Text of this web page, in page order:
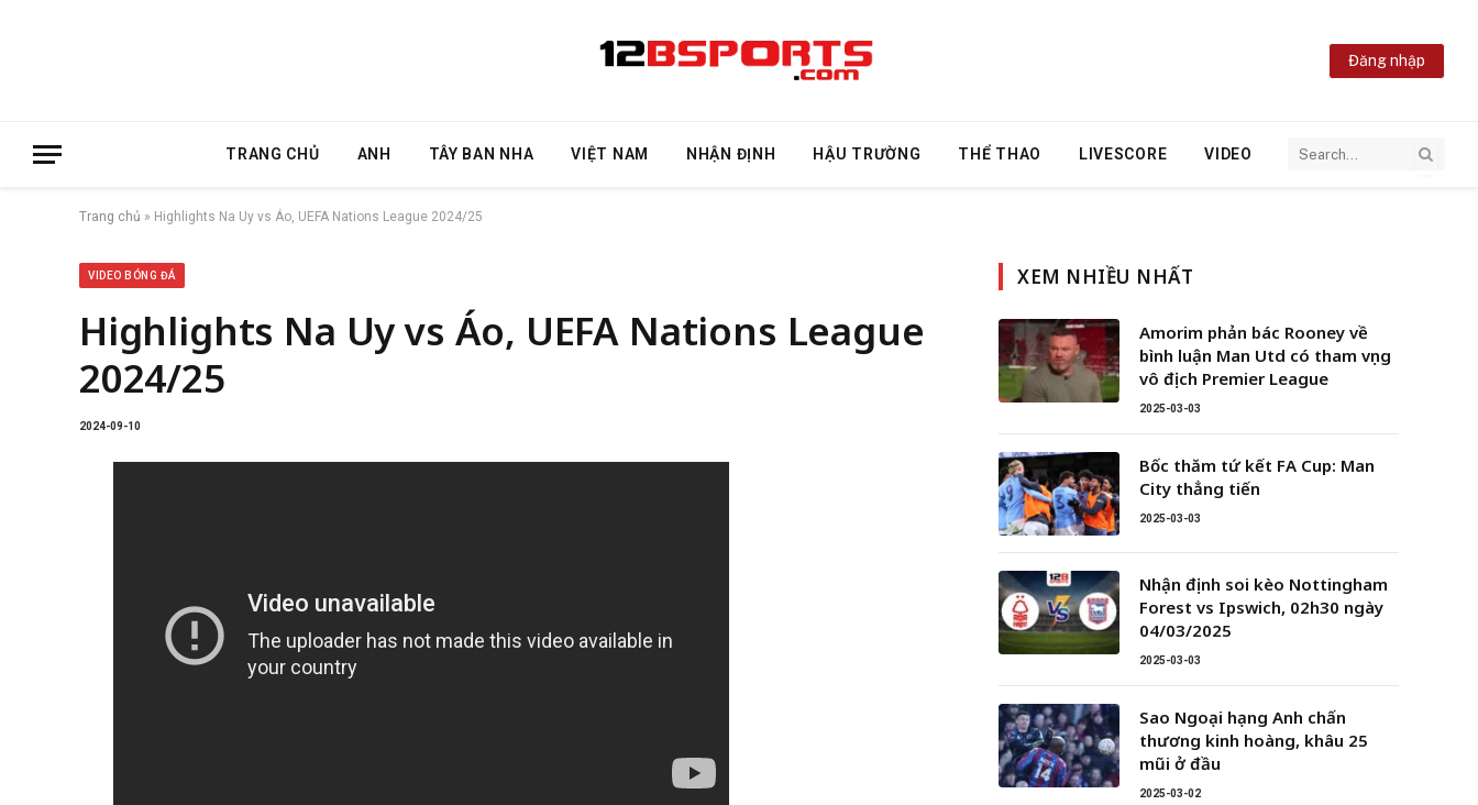
Đăng nhập
TRANG CHỦ ANH TÂY BAN NHA VIỆT NAM NHẬN ĐỊNH HẬU TRƯỜNG THỂ THAO LIVESCORE VIDEO
Trang chủ » Highlights Na Uy vs Áo, UEFA Nations League 2024/25
VIDEO BÓNG ĐÁ
Highlights Na Uy vs Áo, UEFA Nations League
2024/25
2024-09-10
XEM NHIỀU NHẤT
Amorim phản bác Rooney về
bình luận Man Utd có tham vọng
vô địch Premier League
2025-03-03
Bốc thăm tứ kết FA Cup: Man
City thẳng tiến
2025-03-03
Nhận định soi kèo Nottingham
Forest vs Ipswich, 02h30 ngày
04/03/2025
2025-03-03
Sao Ngoại hạng Anh chấn
thương kinh hoàng, khâu 25
mũi ở đầu
2025-03-02